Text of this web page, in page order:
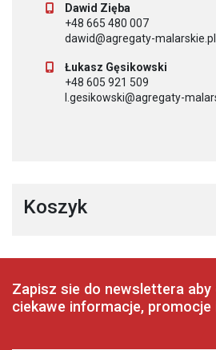
Dawid Zięba
+48 665 480 007
dawid@agregaty-malarskie.pl
Łukasz Gęsikowski
+48 605 921 509
l.gesikowski@agregaty-
Koszyk
Zapisz sie do newslettera
ciekawe informacje,